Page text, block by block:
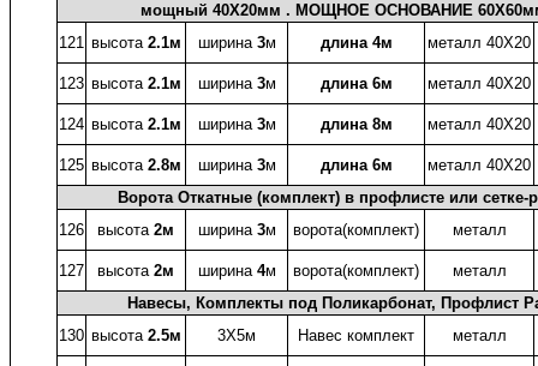
мощный 40X20мм . МОЩНОЕ ОСНОВАНИЕ
121 высота2.1м ширина 3м длина 4м металл 40X20
123 высота2.1м ширина 3м длина 6м металл 40X20
124 высота2.1м ширина 3м длина 8м металл 40X20
125 высота2.8м ширина 3м длина 6м
металл 40X20
Ворота Откатные (комплект) в профлисте или
126
высота2м ширина 3м ворота(комплект) металл
127 высота2м ширина 4м ворота(комплект)
металл
Навесы, Комплекты под Поликарбонат, Профлист
130 высота2.5м 3X5м Навес комплект металл